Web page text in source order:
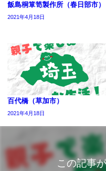
飯島桐箪笥製作所（春日部市）
2021年4月18日
百代橋（草加市）
2021年4月18日
この記事